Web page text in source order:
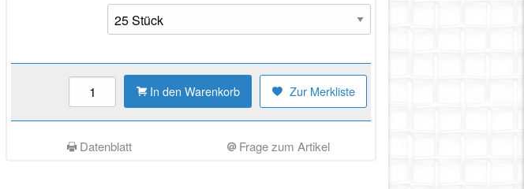
Zur Merkliste
In den Warenkorb
Datenblatt Frage zum Artikel